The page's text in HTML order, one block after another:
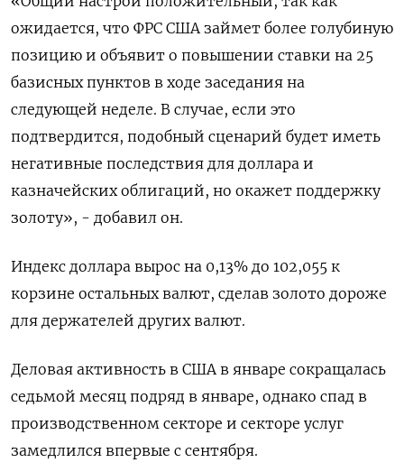
ожидается, что ФРС США займет более голубиную
позицию и объявит о повышении ставки на 25
базисных пунктов в ходе заседания на
следующей неделе. В случае, если это
подтвердится, подобный сценарий будет иметь
негативные последствия для доллара и
казначейских облигаций, но окажет поддержку
золоту», - добавил он.
Индекс доллара вырос на 0,13% до 102,055 к
корзине остальных валют, сделав золото дороже
для держателей других валют.
Деловая активность в США в январе сокращалась
седьмой месяц подряд в январе, однако спад в
производственном секторе и секторе услуг
замедлился впервые с сентября.